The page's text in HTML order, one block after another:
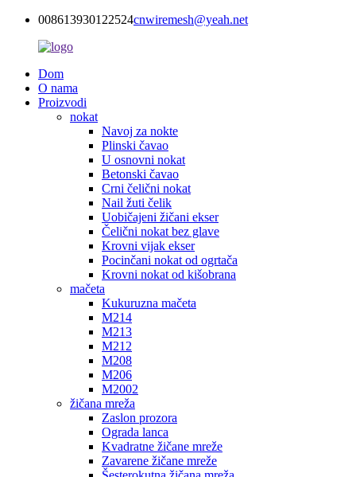
008613930122524cnwiremesh@yeah.net
Dom
O nama
Proizvodi
nokat
Navoj za nokte
Plinski čavao
U osnovni nokat
Betonski čavao
Crni čelični nokat
Nail žuti čelik
Uobičajeni žičani ekser
Čelični nokat bez glave
Krovni vijak ekser
Pocinčani nokat od ogrtača
Krovni nokat od kišobrana
mačeta
Kukuruzna mačeta
M214
M213
M212
M208
M206
M2002
žičana mreža
Zaslon prozora
Ograda lanca
Kvadratne žičane mreže
Zavarene žičane mreže